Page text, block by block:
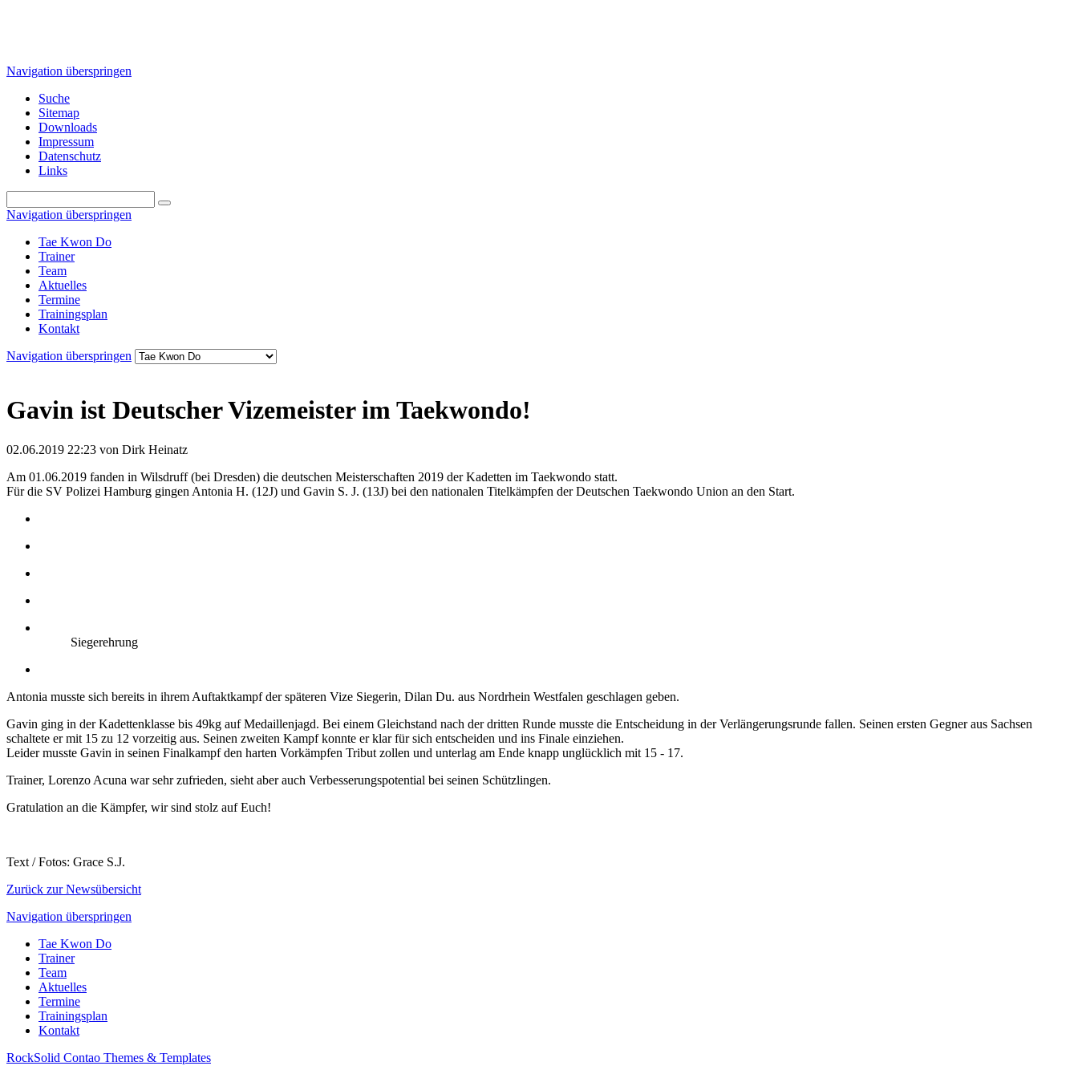
Navigation überspringen
Suche
Sitemap
Downloads
Impressum
Datenschutz
Links
Navigation überspringen
Tae Kwon Do
Trainer
Team
Aktuelles
Termine
Trainingsplan
Kontakt
Navigation überspringen
Gavin ist Deutscher Vizemeister im Taekwondo!
02.06.2019 22:23 von Dirk Heinatz
Am 01.06.2019 fanden in Wilsdruff (bei Dresden) die deutschen Meisterschaften 2019 der Kadetten im Taekwondo statt.
Für die SV Polizei Hamburg gingen Antonia H. (12J) und Gavin S. J. (13J) bei den nationalen Titelkämpfen der Deutschen Taekwondo Union an den Start.
Siegerehrung
Antonia musste sich bereits in ihrem Auftaktkampf der späteren Vize Siegerin, Dilan Du. aus Nordrhein Westfalen geschlagen geben.
Gavin ging in der Kadettenklasse bis 49kg auf Medaillenjagd. Bei einem Gleichstand nach der dritten Runde musste die Entscheidung in der Verlängerungsrunde fallen. Seinen ersten Gegner aus Sachsen
schaltete er mit 15 zu 12 vorzeitig aus. Seinen zweiten Kampf konnte er klar für sich entscheiden und ins Finale einziehen.
Leider musste Gavin in seinen Finalkampf den harten Vorkämpfen Tribut zollen und unterlag am Ende knapp unglücklich mit 15 - 17.
Trainer, Lorenzo Acuna war sehr zufrieden, sieht aber auch Verbesserungspotential bei seinen Schützlingen.
Gratulation an die Kämpfer, wir sind stolz auf Euch!
Text / Fotos: Grace S.J.
Zurück zur Newsübersicht
Navigation überspringen
Tae Kwon Do
Trainer
Team
Aktuelles
Termine
Trainingsplan
Kontakt
RockSolid Contao Themes & Templates